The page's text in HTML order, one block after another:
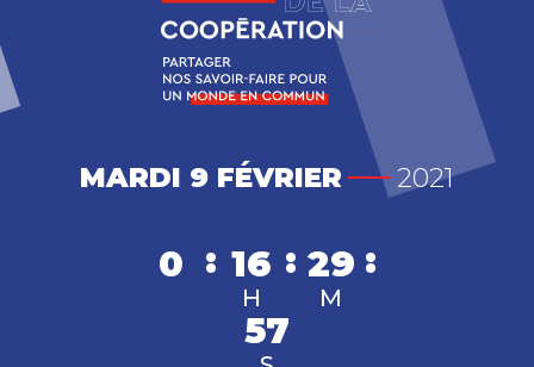
MARDI 9 FÉVRIER 2021
0 : 16
H
: 29
M
:
57